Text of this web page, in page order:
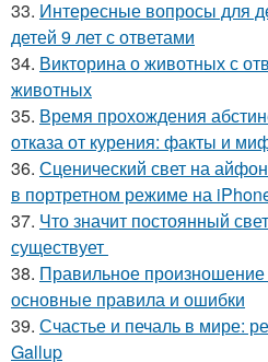
33. Интересные вопросы для
детей 9 лет с ответами
34. Викторина о животных с
животных
35. Время прохождения
отказа от курения: факты и
36. Сценический свет на
в портретном режиме на
37. Что значит постоянный
существует
38. Правильное
основные правила и ошибки
39. Счастье и печаль в мире:
Gallup